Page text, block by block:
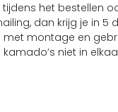
tijdens het bestellen
dan krijg je in 5
met montage en
niet in